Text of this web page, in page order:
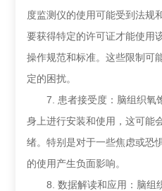
度监测仪的使用可能受到法规
要获得特定的许可证才能使用
操作规范和标准。这些限制可
定的困扰。
7. 患者接受度：脑组织氧
身上进行安装和使用，这可能
绪。特别是对于一些焦虑或恐
的使用产生负面影响。
8. 数据解读和应用：脑组